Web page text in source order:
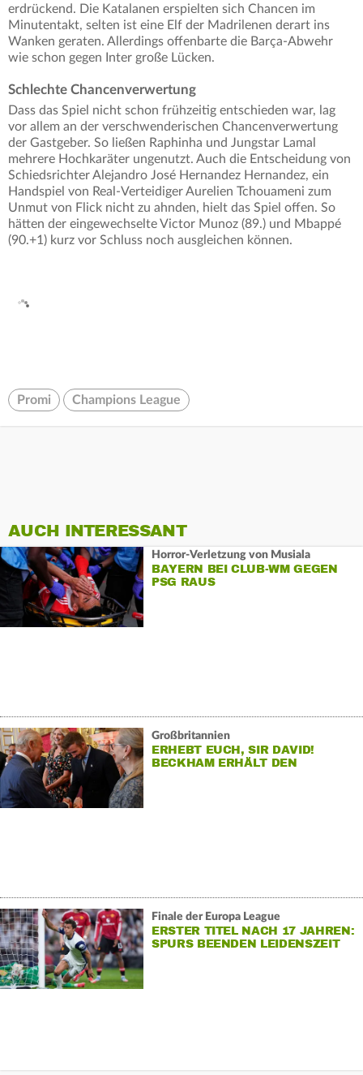
erdrückend. Die Katalanen erspielten sich Chancen im
Minutentakt, selten ist eine Elf der Madrilenen derart ins
Wanken geraten. Allerdings offenbarte die Barça-Abwehr
wie schon gegen Inter große Lücken.
Schlechte Chancenverwertung
Dass das Spiel nicht schon frühzeitig entschieden war, lag
vor allem an der verschwenderischen Chancenverwertung
der Gastgeber. So ließen Raphinha und Jungstar Lamal
mehrere Hochkaräter ungenutzt. Auch die Entscheidung von
Schiedsrichter Alejandro José Hernandez Hernandez, ein
Handspiel von Real-Verteidiger Aurelien Tchouameni zum
Unmut von Flick nicht zu ahnden, hielt das Spiel offen. So
hätten der eingewechselte Victor Munoz (89.) und Mbappé
(90.+1) kurz vor Schluss noch ausgleichen können.
Promi Champions League
AUCH INTERESSANT
Horror-Verletzung von Musiala
BAYERN BEI CLUB-WM GEGEN
PSG RAUS
Großbritannien
ERHEBT EUCH, SIR DAVID!
BECKHAM ERHÄLT DEN
Finale der Europa League
ERSTER TITEL NACH 17 JAHREN:
SPURS BEENDEN LEIDENSZEIT